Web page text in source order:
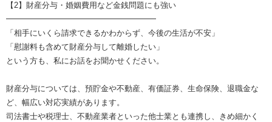
【2】財産分与・婚姻費用など金銭問題にも強い
━━━━━━━━━━━━━━━━━━━
「相手にいくら請求できるかわからず、今後の生活が不安」
「慰謝料も含めて財産分与して離婚したい」
という方も、私にお話をお聞かせください。
財産分与については、預貯金や不動産、有価証券、生命保険、退職金な
ど、幅広い対応実績があります。
司法書士や税理士、不動産業者といった他士業とも連携し、きめ細かく